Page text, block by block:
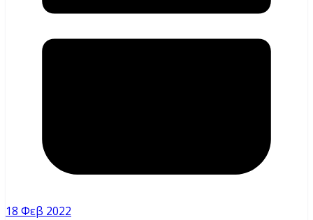
18 Φεβ 2022